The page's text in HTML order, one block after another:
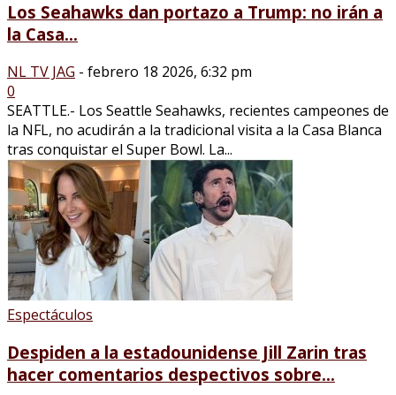
Los Seahawks dan portazo a Trump: no irán a
la Casa...
NL TV JAG - febrero 18 2026, 6:32 pm
0
SEATTLE.- Los Seattle Seahawks, recientes campeones de
la NFL, no acudirán a la tradicional visita a la Casa Blanca
tras conquistar el Super Bowl. La...
Espectáculos
Despiden a la estadounidense Jill Zarin tras
hacer comentarios despectivos sobre...